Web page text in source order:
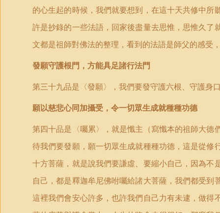
的心生起的時候，我們就要想到，在這十天共修中
許是抄錄的一些法語，回家後盡量去思惟，思惟久
文都是祖師對佛法的整理，看到的法語是師父的感受
發願守護根門，方能具足諸行法門
第三十九品是〈發願〉，我們要發守護六根、守護身
願以慈悲心同加攝受，令一切眾生成就種種功德
第四十品是〈囑累〉，就是懺主（寫懺本的祖師大
待我們要發願，願一切眾生成就種種功德，這是從
十方菩薩，就是說我們要謙虛、要縮小自己，因為
自己，都是釋迦牟尼佛咐囑給諸大菩薩，我們都受
這裡我們會安心許多，也許我們自己力有未逮，做